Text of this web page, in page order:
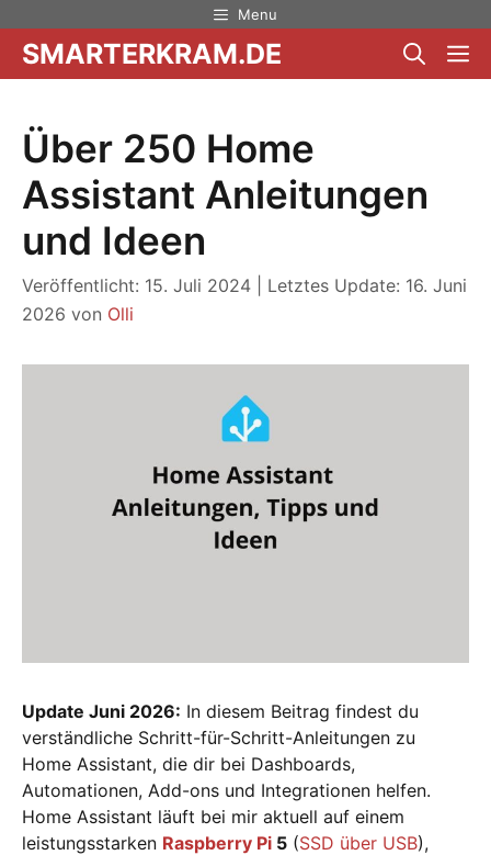
Inhalt
springen
Menu
SMARTERKRAM.DE
Über 250 Home
Assistant Anleitungen
und Ideen
Veröffentlicht: 15. Juli 2024
Letztes Update: 16. Juni
2026 von Olli
Update Juni 2026: In diesem Beitrag findest du
verständliche Schritt-für-Schritt-Anleitungen zu
Home Assistant, die dir bei Dashboards,
Automationen, Add-ons und Integrationen helfen.
Home Assistant läuft bei mir aktuell auf einem
leistungsstarken Raspberry Pi 5 (SSD über USB),